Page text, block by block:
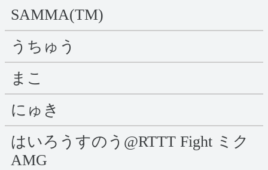
SAMMA(TM)
うちゅう
まこ
にゅき
はいろうすのう@RTTT Fight ミク
AMG